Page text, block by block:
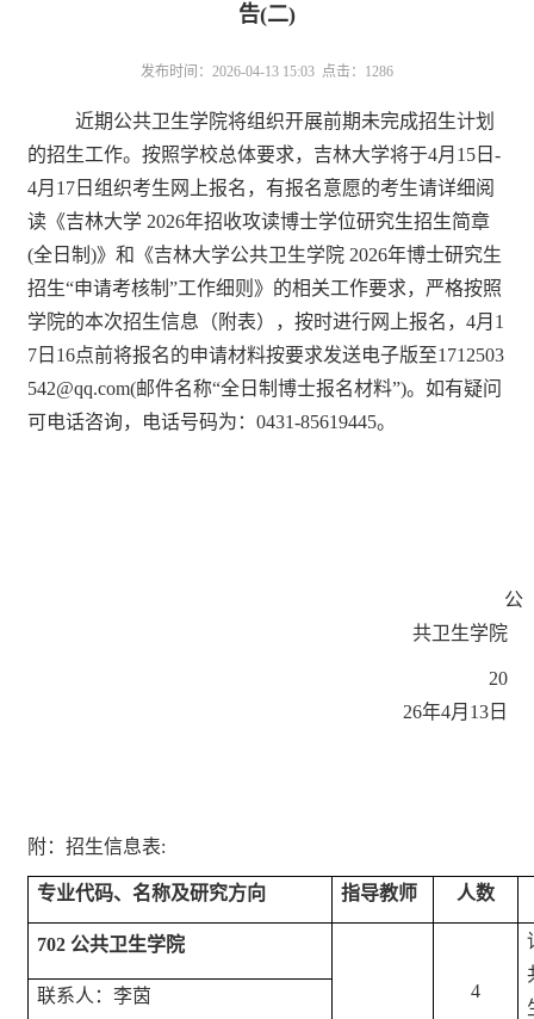
告(二)
发布时间：2026-04-13 15:03 点击： 1286
近期公共卫生学院将组织开展前期未完成招生计划
的招生工作。按照学校总体要求，吉林大学将于4月15日-
4月17日组织考生网上报名，有报名意愿的考生请详细阅
读《吉林大学 2026年招收攻读博士学位研究生招生简章
(全日制)》和《吉林大学公共卫生学院 2026年博士研究生
招生“申请考核制”工作细则》的相关工作要求，严格按照
学院的本次招生信息（附表），按时进行网上报名，4月1
7日16点前将报名的申请材料按要求发送电子版至1712503
542@qq.com(邮件名称“全日制博士报名材料”)。如有疑问
可电话咨询，电话号码为：0431-85619445。
公
共卫生学院
20
26年4月13日
附：招生信息表:
专业代码、名称及研究方向 指导教师 人数
702 公共卫生学院
4
联系人：李茵